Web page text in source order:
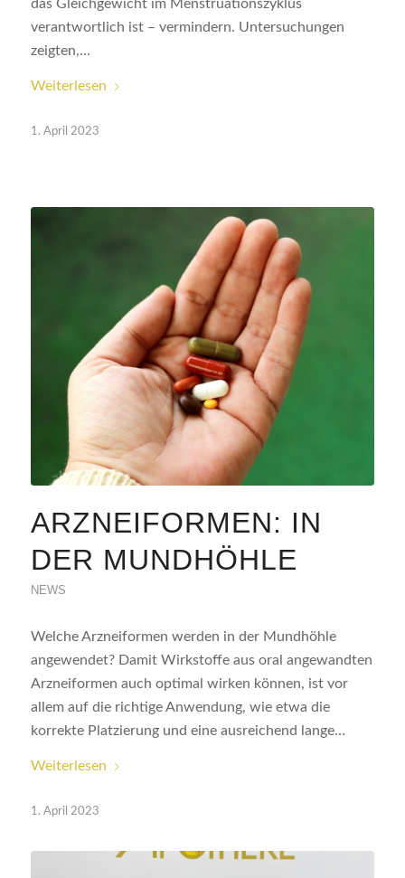
das Gleichgewicht im Menstruationszyklus
verantwortlich ist – vermindern. Untersuchungen
zeigten,…
Weiterlesen
1. April 2023
ARZNEIFORMEN: IN
DER MUNDHÖHLE
NEWS
Welche Arzneiformen werden in der Mundhöhle
angewendet? Damit Wirkstoffe aus oral angewandten
Arzneiformen auch optimal wirken können, ist vor
allem auf die richtige Anwendung, wie etwa die
korrekte Platzierung und eine ausreichend lange…
Weiterlesen
1. April 2023